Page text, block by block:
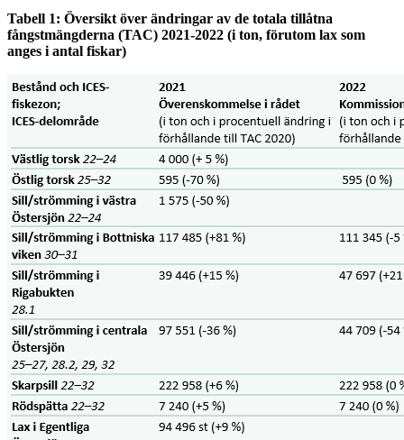
Tabell 1: Översikt över ändringar av de totala tillåtna
fångstmängderna (TAC) 2021-2022 (i ton, förutom lax som
anges i antal fiskar)